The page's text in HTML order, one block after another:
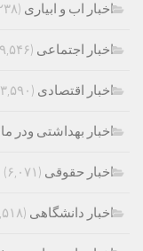
اخبار اب و ابیاری (۲۳۸)
اخبار اجتماعی (۹,۵۴۶)
اخبار اقتصادی (۳,۵۹۰)
اخبار بهداشتی ودر
اخبار حقوقی (۶,۰۷۱)
اخبار دانشگاهی (۱,۵۱۸)